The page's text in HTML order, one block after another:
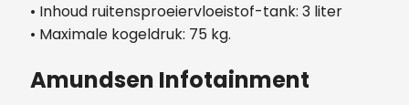
• Inhoud ruitensproeiervloeistof-tank: 3 liter
• Maximale kogeldruk: 75 kg.
Amundsen Infotainment